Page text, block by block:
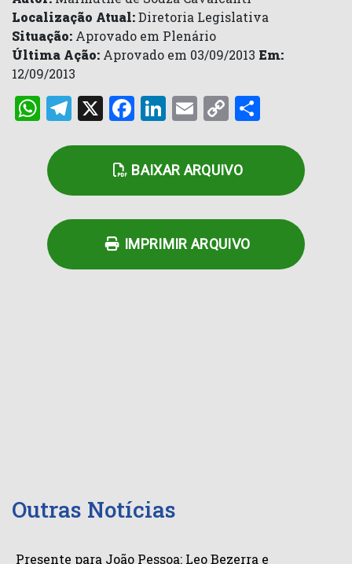
Localização Atual:Diretoria Legislativa
Situação: Aprovado em Plenário
Última Ação: Aprovado em 03/09/2013 Em:
12/09/2013
WhatsApp
Telegram
X Facebook
LinkedIn
Email
Copy
BAIXAR ARQUIVO
IMPRIMIR ARQUIVO
Outras Notícias
Presente para João Pessoa: Leo Bezerra e